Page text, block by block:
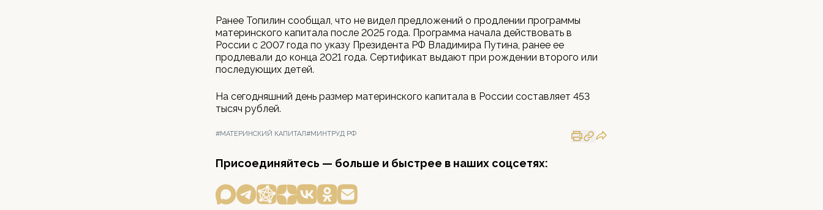
Ранее Топилин сообщал, что не видел предложений о продлении программы
материнского капитала после 2025 года. Программа начала действовать в
России с 2007 года по указу Президента РФ Владимира Путина, ранее ее
продлевали до конца 2021 года. Сертификат выдают при рождении второго или
последующих детей.
На сегодняшний день размер материнского капитала в России составляет 453
тысяч рублей.
#МАТЕРИНСКИЙ КАПИТАЛ#МИНТРУД РФ
Присоединяйтесь — больше и быстрее в наших соцсетях: